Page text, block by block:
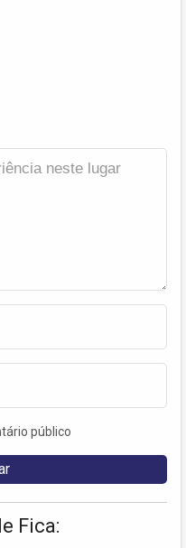
público
Fica: